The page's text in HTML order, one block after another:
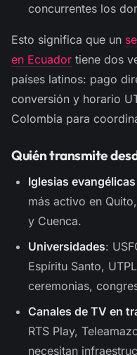
concurrentes los
Esto significa que un
en Ecuador tiene dos
países latinos: pago
conversión y horario
Colombia para
Quién transmite
Iglesias
más activo en
y Cuenca.
Universidades:
Espíritu Santo,
ceremonias,
Canales de TV en
RTS Play,
necesitan